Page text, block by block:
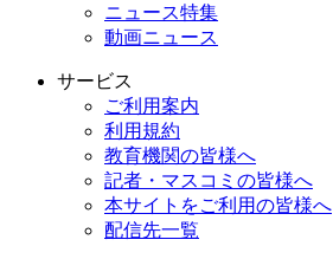
ニュース特集
動画ニュース
サービス
ご利用案内
利用規約
教育機関の皆様へ
記者・マスコミの皆様へ
本サイトをご利用の皆様へ
配信先一覧